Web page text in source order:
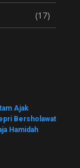
(17)
Ajak
Bersholawat
Hamidah